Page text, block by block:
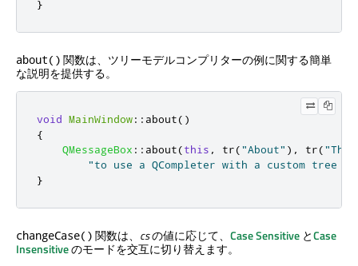
}
about() 関数は、ツリーモデルコンプリターの例に関する簡単
な説明を提供する。
void MainWindow:: about()
{
QMessageBox :: about(this , tr("About" ) , tr("This
"to use a QCompleter with a custom tree
}
changeCase() 関数は、 csの値に応じて、 Case Sensitive とCase
Insensitiveのモードを交互に切り替えます。